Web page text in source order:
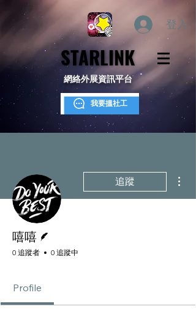
登入
STARLINK
STARLINK
網絡外展資訊平台
我要搵社工
追蹤
嘻嘻
0 追蹤者 0 追蹤中
Profile